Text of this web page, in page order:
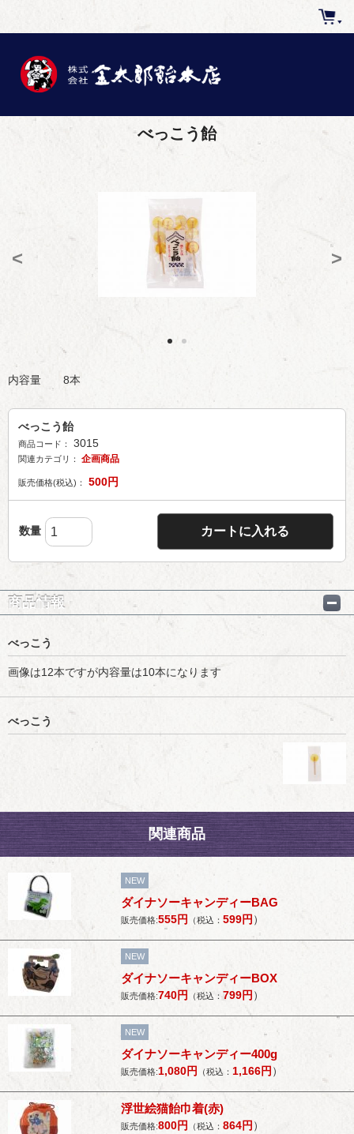
べっこう飴
< >
内容量 8本
べっこう飴
商品コード： 3015
関連カテゴリ： 企画商品
販売価格(税込)： 500円
数量 カートに入れる
商品情報
べっこう
画像は12本ですが内容量は10本になります
べっこう
関連商品
NEW
ダイナソーキャンディーBAG
販売価格:555円 （税込： 599円 ）
NEW
ダイナソーキャンディーBOX
販売価格:740円 （税込： 799円 ）
NEW
ダイナソーキャンディー400g
販売価格:1,080円 （税込： 1,166円 ）
浮世絵猫飴巾着(赤)
販売価格:800円 （税込： 864円 ）